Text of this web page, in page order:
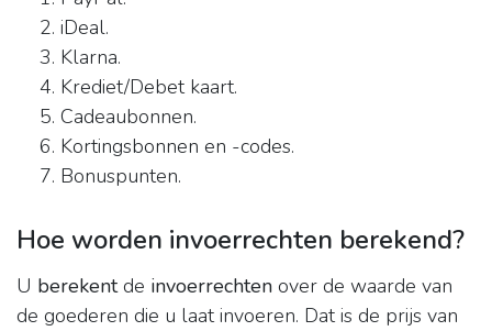
iDeal.
Klarna.
Krediet/Debet kaart.
Cadeaubonnen.
Kortingsbonnen en -codes.
Bonuspunten.
Hoe worden invoerrechten berekend?
U berekentde invoerrechten over de waarde van
de goederen die u laat invoeren. Dat is de prijs van